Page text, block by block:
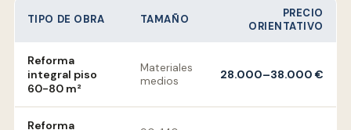
TIPO DE OBRA TAMAÑO
PRECIO
ORIENTATIVO
Reforma
integral piso
60-80 m²
Materiales
medios
28.000–38.000 €
Reforma